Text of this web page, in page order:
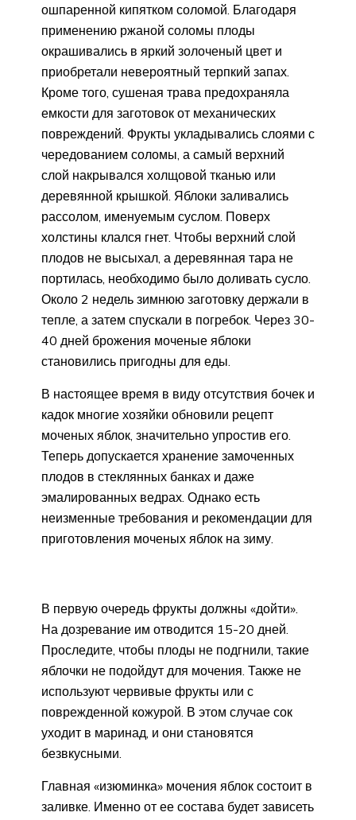
ошпаренной кипятком соломой. Благодаря
применению ржаной соломы плоды
окрашивались в яркий золоченый цвет и
приобретали невероятный терпкий запах.
Кроме того, сушеная трава предохраняла
емкости для заготовок от механических
повреждений. Фрукты укладывались слоями с
чередованием соломы, а самый верхний
слой накрывался холщовой тканью или
деревянной крышкой. Яблоки заливались
рассолом, именуемым суслом. Поверх
холстины клался гнет. Чтобы верхний слой
плодов не высыхал, а деревянная тара не
портилась, необходимо было доливать сусло.
Около 2 недель зимнюю заготовку держали в
тепле, а затем спускали в погребок. Через 30-
40 дней брожения моченые яблоки
становились пригодны для еды.
В настоящее время в виду отсутствия бочек и
кадок многие хозяйки обновили рецепт
моченых яблок, значительно упростив его.
Теперь допускается хранение замоченных
плодов в стеклянных банках и даже
эмалированных ведрах. Однако есть
неизменные требования и рекомендации для
приготовления моченых яблок на зиму.
В первую очередь фрукты должны «дойти».
На дозревание им отводится 15-20 дней.
Проследите, чтобы плоды не подгнили, такие
яблочки не подойдут для мочения. Также не
используют червивые фрукты или с
поврежденной кожурой. В этом случае сок
уходит в маринад, и они становятся
безвкусными.
Главная «изюминка» мочения яблок состоит в
заливке. Именно от ее состава будет зависеть